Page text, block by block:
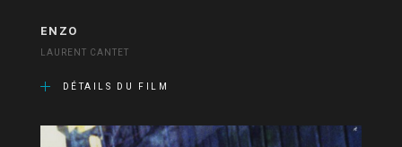
ENZO
LAURENT CANTET
DÉTAILS DU FILM